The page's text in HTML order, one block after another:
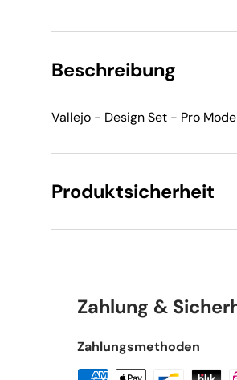
Beschreibung
Vallejo - Design Set - Pro
Produktsicherheit
Zahlung &
Zahlungsmethoden